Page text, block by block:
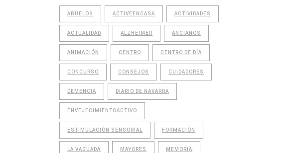
ABUELOS ACTIVEENCASA ACTIVIDADES
ACTUALIDAD ALZHEIMER ANCIANOS
ANIMACIÓN CENTRO CENTRO DE DÍA
CONCURSO CONSEJOS CUIDADORES
DEMENCIA DIARIO DE NAVARRA
ENVEJECIMIENTOACTIVO
ESTIMULACIÓN SENSORIAL FORMACIÓN
LA VAGUADA MAYORES MEMORIA